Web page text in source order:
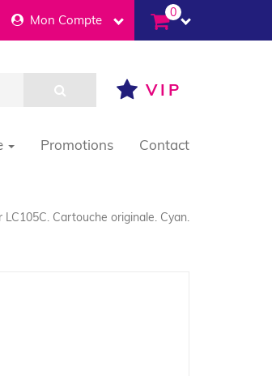
Mon Compte 0
VIP
Promotions Contact
LC105C. Cartouche originale. Cyan.